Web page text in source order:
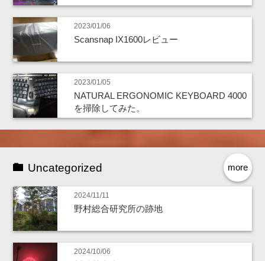
2023/01/06
Scansnap IX1600レビュー
2023/01/05
NATURAL ERGONOMIC KEYBOARD 4000
を掃除してみた。
more
Uncategorized
2024/11/11
野村総合研究所の跡地
2024/10/06